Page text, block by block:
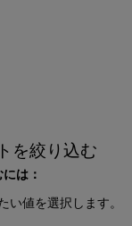
を絞り込む
は：
い値を選択します。